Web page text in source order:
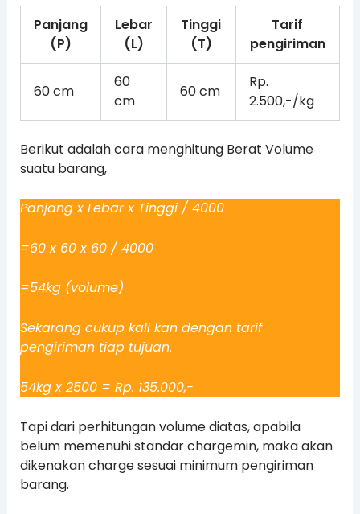
Panjang
(P)
Lebar
(L)
Tinggi
(T)
Tarif
pengiriman
60 cm
60
cm
60 cm
Rp.
2.500,-/kg
Berikut adalah cara menghitung Berat Volume
suatu barang,
Panjang x Lebar x Tinggi / 4000
=60 x 60 x 60 / 4000
=54kg (volume)
Sekarang cukup kali kan dengan tarif
pengiriman tiap tujuan.
54kg x 2500 = Rp. 135.000,-
Tapi dari perhitungan volume diatas, apabila
belum memenuhi standar chargemin, maka akan
dikenakan charge sesuai minimum pengiriman
barang.